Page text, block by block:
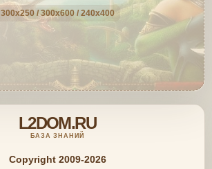
300x250 / 300x600 / 240x400
L2DOM.RU
БАЗА ЗНАНИЙ
Copyright 2009-2026